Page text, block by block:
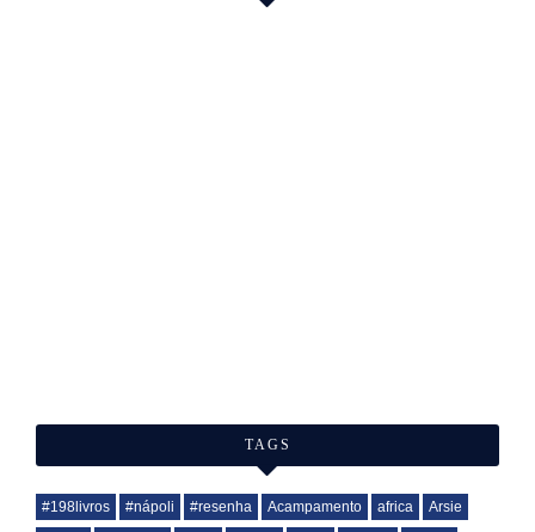
TAGS
#198livros #nápoli #resenha Acampamento africa
Arsie